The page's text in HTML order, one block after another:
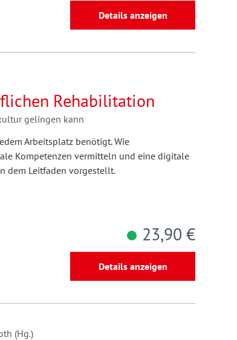
Details anzeigen
Rehabilitation
gelingen kann
Arbeitsplatz benötigt. Wie
Kompetenzen vermitteln und eine digitale
dem Leitfaden vorgestellt.
23,90 €
Details anzeigen
(Hg.)